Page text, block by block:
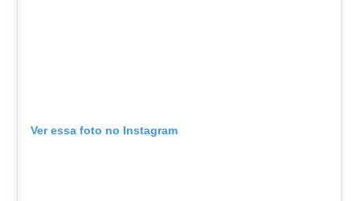
Ver essa foto no Instagram